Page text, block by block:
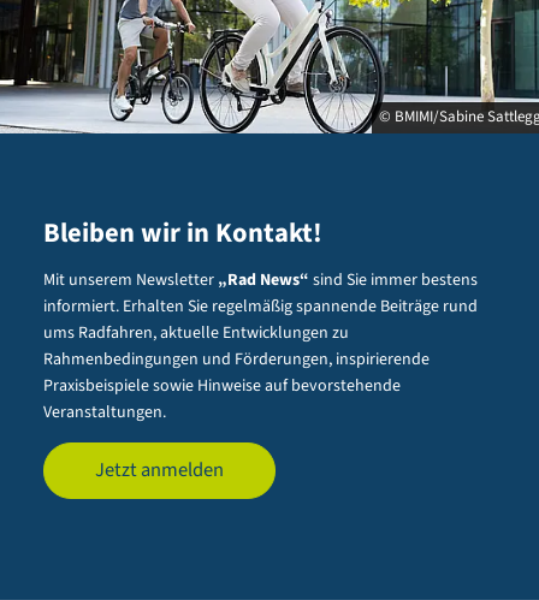
© BMIMI/Sabine
Bleiben wir in Kontakt!
Mit unserem Newsletter „Rad News“ sind Sie immer bestens
informiert. Erhalten Sie regelmäßig spannende Beiträge rund
ums Radfahren, aktuelle Entwicklungen zu
Rahmenbedingungen und Förderungen, inspirierende
Praxisbeispiele sowie Hinweise auf bevorstehende
Veranstaltungen.
Jetzt anmelden